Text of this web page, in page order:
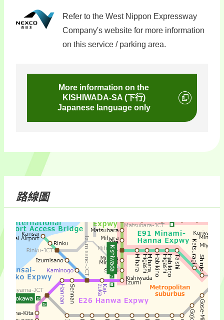
Refer to the West Nippon Expressway
Company's website for more information
on this service / parking area.
More information on the
KISHIWADA-SA (下行)
Japanese language only
路線圖